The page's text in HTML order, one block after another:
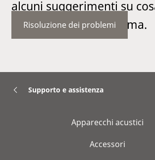
alcuni suggerimenti su
per risolvere il problema.
Risoluzione dei problemi
Supporto e assistenza
Apparecchi acustici
Accessori